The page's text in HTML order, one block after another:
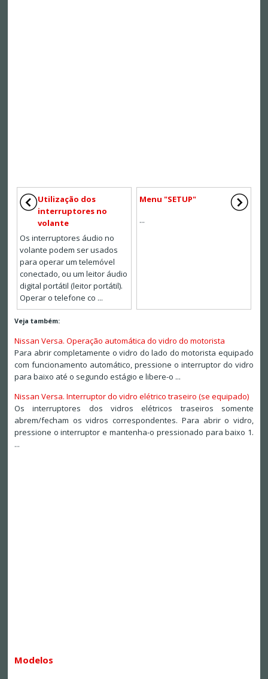
Utilização dos
interruptores no
volante
Os interruptores áudio no
volante podem ser usados
para operar um telemóvel
conectado, ou um leitor áudio
digital portátil (leitor portátil).
Operar o telefone co ...
Menu "SETUP"
...
Veja também:
Nissan Versa. Operação automática do vidro do motorista
Para abrir completamente o vidro do lado do motorista equipado
com funcionamento automático, pressione o interruptor do vidro
para baixo até o segundo estágio e libere-o ...
Nissan Versa. Interruptor do vidro elétrico traseiro (se equipado)
Os interruptores dos vidros elétricos traseiros somente
abrem/fecham os vidros correspondentes. Para abrir o vidro,
pressione o interruptor e mantenha-o pressionado para baixo 1.
...
Modelos